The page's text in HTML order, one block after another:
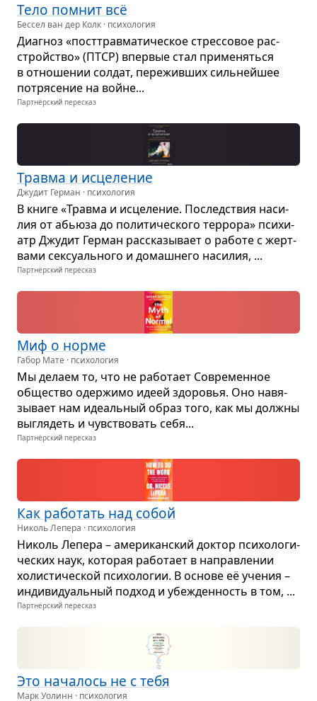
Тело помнит всё
Бессел ван дер Колк · психология
Диа­гноз «пост­трав­ма­ти­че­ское стрес­со­вое рас­
стройство» (ПТСР) впер­вые стал при­ме­няться
в отно­ше­нии сол­дат, пере­жив­ших силь­нейшее
потря­се­ние на войне...
Партнёрский пересказ
Травма и исце­ле­ние
Джудит Герман · психология
В книге «Травма и исце­ле­ние. Послед­ствия наси­
лия от абьюза до поли­ти­че­ского тер­рора» пси­хи­
атр Джу­дит Гер­ман рас­ска­зы­вает о работе с жерт­
вами сек­су­аль­ного и домаш­него наси­лия, ...
Партнёрский пересказ
Миф о норме
Габор Мате · психология
Мы делаем то, что не рабо­тает Совре­мен­ное
обще­ство одер­жимо идеей здо­ро­вья. Оно навя­
зы­вает нам иде­аль­ный образ того, как мы должны
выгля­деть и чув­ство­вать себя...
Партнёрский пересказ
Как рабо­тать над собой
Николь Лепера · психология
Николь Лепера – аме­ри­кан­ский док­тор пси­хо­ло­ги­
че­ских наук, кото­рая рабо­тает в направ­ле­нии
холи­сти­че­ской пси­хо­ло­гии. В основе её уче­ния –
инди­ви­ду­аль­ный под­ход и убе­жден­ность в том, ...
Партнёрский пересказ
Это нача­лось не с тебя
Марк Уолинн · психология